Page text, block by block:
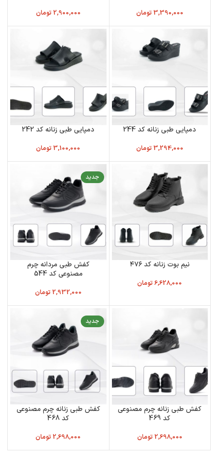
3,390,000 تومان 2,900,000 تومان
دمپایی طبی زنانه کد 244
3,294,000 تومان
دمپایی طبی زنانه کد 242
3,100,000 تومان
نیم بوت زنانه کد ۴۷۶
6,628,000تومان
جدید
کفش طبی مردانه چرم
مصنوعی کد 544
2,932,000 تومان
کفش طبی زنانه چرم مصنوعی
کد 469
2,698,000 تومان
جدید
کفش طبی زنانه چرم مصنوعی
کد 468
2,698,000 تومان